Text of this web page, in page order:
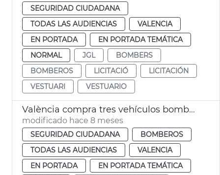
SEGURIDAD CIUDADANA
TODAS LAS AUDIENCIAS
VALENCIA
EN PORTADA
EN PORTADA TEMÁTICA
NORMAL
JGL
BOMBERS
BOMBEROS
LICITACIÓ
LICITACIÓN
VESTUARI
VESTUARIO
València compra tres vehículos bomberos
modificado hace 8 meses
SEGURIDAD CIUDADANA
BOMBEROS
TODAS LAS AUDIENCIAS
VALENCIA
EN PORTADA
EN PORTADA TEMÁTICA